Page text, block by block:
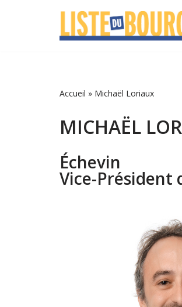
Accueil » Michaël Loriaux
MICHAËL
Échevin
Vice-Président